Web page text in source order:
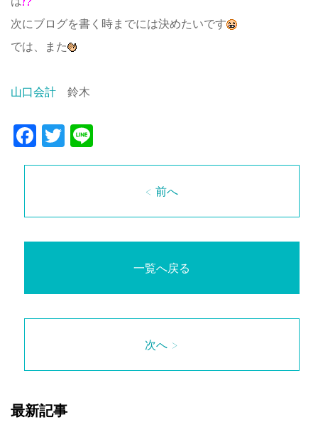
次にブログを書く時までには決めたいです
では、また
山口会計 鈴木
Facebook
Twitter
< 前へ
一覧へ戻る
次へ >
最新記事